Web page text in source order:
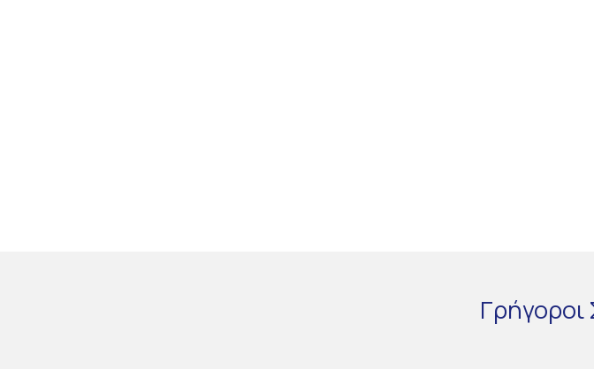
Γρήγοροι